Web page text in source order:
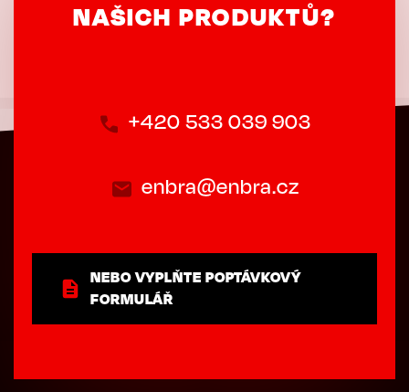
NAŠICH PRODUKTŮ?
+420 533 039 903
enbra@enbra.cz
NEBO VYPLŇTE POPTÁVKOVÝ
FORMULÁŘ